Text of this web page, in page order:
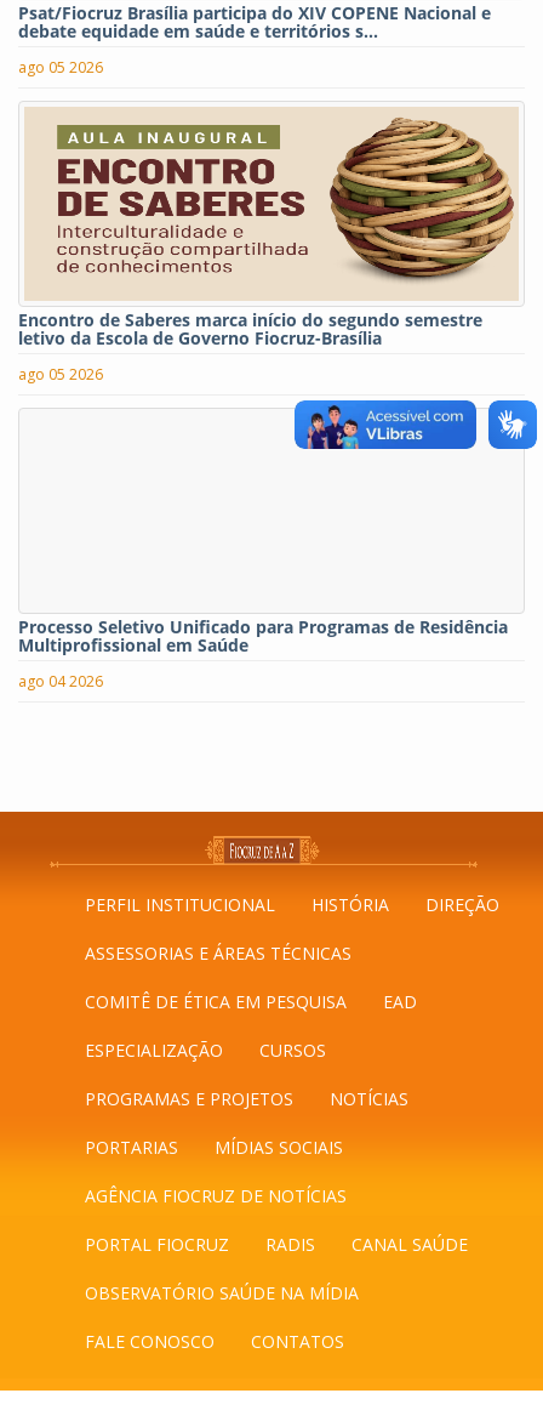
Psat/Fiocruz Brasília participa do XIV COPENE Nacional e
debate equidade em saúde e territórios s...
ago 05 2026
Encontro de Saberes marca início do segundo semestre
letivo da Escola de Governo Fiocruz-Brasília
ago 05 2026
Processo Seletivo Unificado para Programas de Residência
Multiprofissional em Saúde
ago 04 2026
PERFIL INSTITUCIONAL HISTÓRIA DIREÇÃO
ASSESSORIAS E ÁREAS TÉCNICAS
COMITÊ DE ÉTICA EM PESQUISA EAD
ESPECIALIZAÇÃO CURSOS
PROGRAMAS E PROJETOS NOTÍCIAS
PORTARIAS MÍDIAS SOCIAIS
AGÊNCIA FIOCRUZ DE NOTÍCIAS
PORTAL FIOCRUZ RADIS CANAL SAÚDE
OBSERVATÓRIO SAÚDE NA MÍDIA
FALE CONOSCO CONTATOS